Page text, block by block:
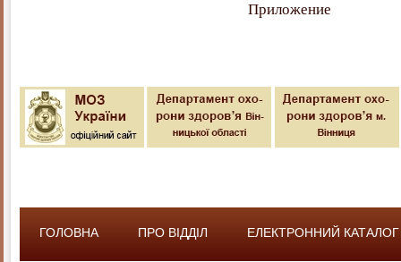
Приложение
ГОЛОВНА ПРО ВІДДІЛ ЕЛЕКТРОННИЙ КАТАЛОГ